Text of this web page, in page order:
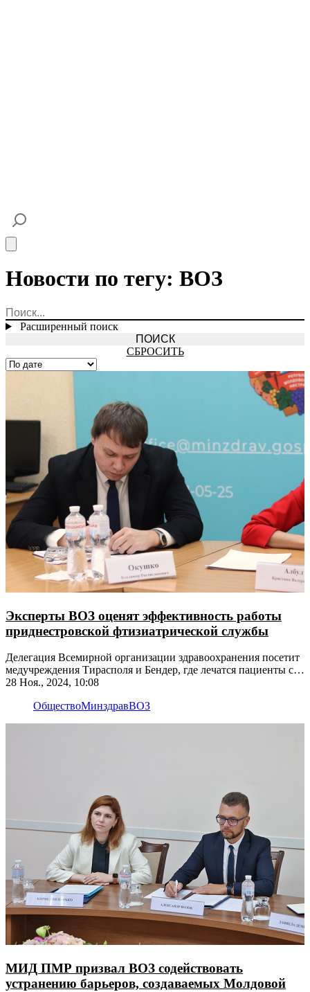
Новости по тегу: ВОЗ
Расширенный поиск
СБРОСИТЬ
Эксперты ВОЗ оценят эффективность работы
приднестровской фтизиатрической службы
Делегация Всемирной организации здравоохранения посетит
медучреждения Тирасполя и Бендер, где лечатся пациенты с
туберкулёзом
28 Ноя., 2024, 10:08
ОбществоМинздравВОЗ
МИД ПМР призвал ВОЗ содействовать
устранению барьеров, создаваемых Молдовой